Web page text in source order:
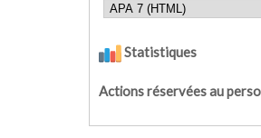
Statistiques
Actions réservées au